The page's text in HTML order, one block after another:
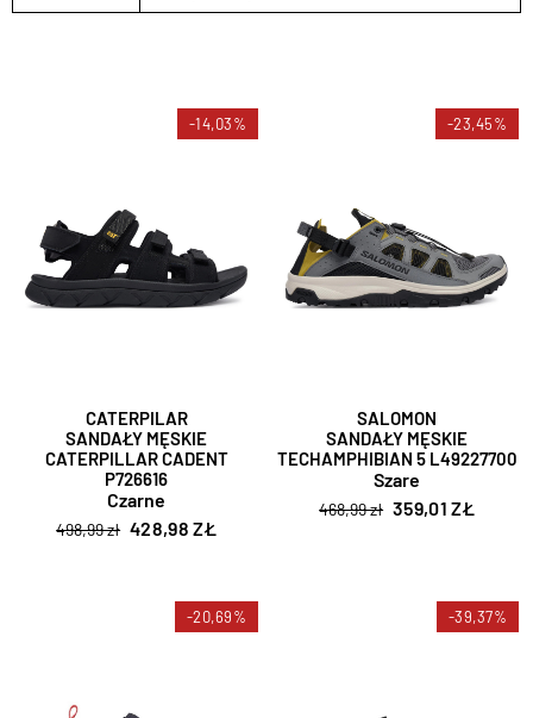
-14,03%
CATERPILAR
SANDAŁY MĘSKIE
CATERPILLAR CADENT
P726616
Czarne
498,99 zł 428,98 ZŁ
-23,45%
SALOMON
SANDAŁY MĘSKIE
TECHAMPHIBIAN 5 L49227700
Szare
468,99 zł 359,01 ZŁ
-20,69% -39,37%